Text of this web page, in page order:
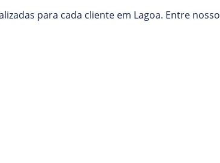
para cada cliente em Lagoa. Entre